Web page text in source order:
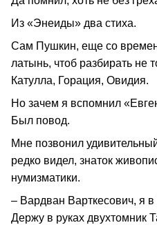
Из «Энеиды» два стиха.
Сам Пушкин, еще со
латынь, чтоб разбирать не
Катулла, Горация, Овидия.
Но зачем я вспомнил
Был повод.
Мне позвонил
редко видел, знаток
нумизматики.
– Вардван Варткесович, я в
Держу в руках двухтомник